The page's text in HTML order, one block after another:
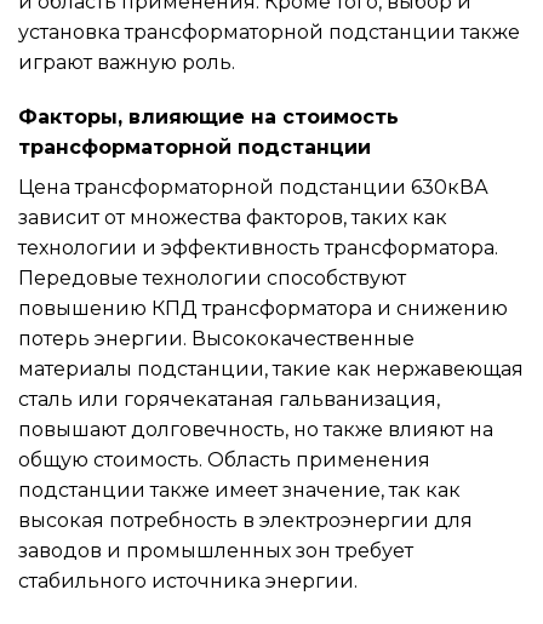
установка трансформаторной подстанции также
играют важную роль.
Факторы, влияющие на стоимость
трансформаторной подстанции
Цена трансформаторной подстанции 630кВА
зависит от множества факторов, таких как
технологии и эффективность трансформатора.
Передовые технологии способствуют
повышению КПД трансформатора и снижению
потерь энергии. Высококачественные
материалы подстанции, такие как нержавеющая
сталь или горячекатаная гальванизация,
повышают долговечность, но также влияют на
общую стоимость. Область применения
подстанции также имеет значение, так как
высокая потребность в электроэнергии для
заводов и промышленных зон требует
стабильного источника энергии.